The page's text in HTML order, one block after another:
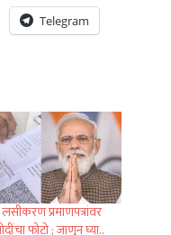
Telegram
प्रमाणपत्रांवर
फोटो ; जाणून घ्या..